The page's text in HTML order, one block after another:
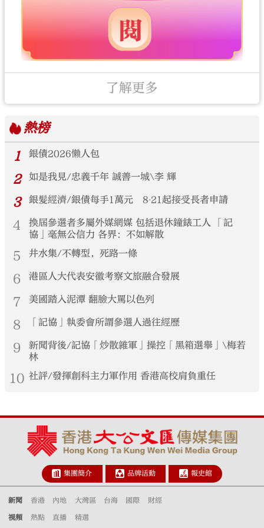
了解更多
熱榜
1
銀債2026懶人包
2 如是我見/忠義千年 誠善一城\李 輝
3 銀髮經濟/銀債每手1萬元 8‧21起接受長者申請
4
換屆參選者多屬外媒網媒 包括退休鐘錶工人 「記
協」毫無公信力 各界：不如解散
5 井水集/不轉型，死路一條
6 港區人大代表安徽考察文旅融合發展
7 美國踏入泥潭 翻臉大罵以色列
8 「記協」執委會所謂參選人過往經歷
9
新聞背後/記協「炒散雜軍」操控「黑箱選舉」\梅若
林
10 社評/發揮創科主力軍作用 香港高校肩負重任
集團簡介 品牌活動 報史館
新聞 香港 內地 大灣區 台海 國際 財經
視頻 熱點 直播 精選